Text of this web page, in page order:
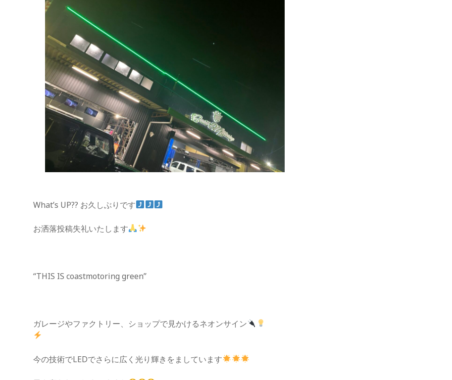
What’s UP?? お久しぶりです
お洒落投稿失礼いたします
“THIS IS coastmotoring green”
ガレージやファクトリー、ショップで見かけるネオンサイン
今の技術でLEDでさらに広く光り輝きをましています